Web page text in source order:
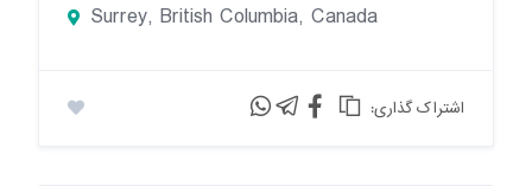
Surrey, British Columbia, Canada
:اشتراک گذاری